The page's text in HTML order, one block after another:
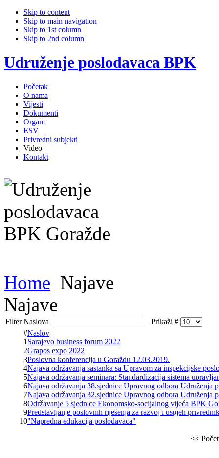
Skip to content
Skip to main navigation
Skip to 1st column
Skip to 2nd column
Udruženje poslodavaca BPK
Početak
O nama
Vijesti
Dokumenti
Organi
ESV
Privredni subjekti
Video
Kontakt
Home Najave
Najave
Filter Naslova
Prikaži #
#Naslov
1 Sarajevo business forum 2022
2Grapos expo 2022
3Poslovna konferencija u Goraždu 12.03.2019.
4Najava održavanja sastanka sa Upravom za inspekcijske
5Najava održavanja seminara: Standardizacija sistema
6Najava održavanja 38.sjednice Upravnog odbora Udruženja
7Najava održavanja 32.sjednice Upravnog odbora Udruženja
8Održavanje 5 sjednice Ekonomsko-socijalnog vijeća BPK
9Predstavljanje poslovnih riješenja za razvoj i uspjeh
10"Napredna edukacija poslodavaca"
<<